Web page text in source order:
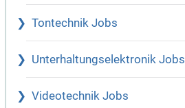
Tontechnik Jobs
Unterhaltungselektronik Jobs
Videotechnik Jobs